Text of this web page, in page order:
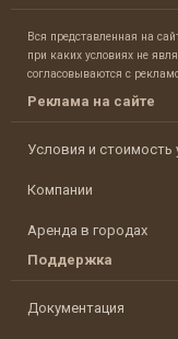
Вся представленная на
при каких условиях не
согласовываются с
Реклама на сайте
Условия и стоимость
Компании
Аренда в городах
Поддержка
Документация